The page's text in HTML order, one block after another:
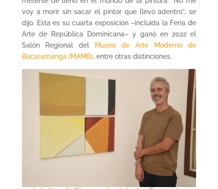
voy a morir sin sacar el pintor que llevo adentro”, se
dijo. Esta es su cuarta exposición –incluida la Feria de
Arte de República Dominicana– y ganó en 2022 el
Salón Regional del
Museo de Arte Moderno de
Bucaramanga (MAMB), entre otras distinciones.